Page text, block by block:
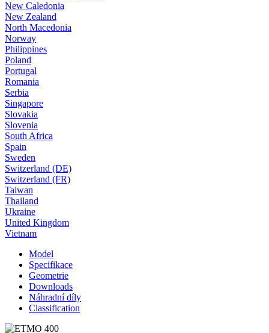
New Caledonia
New Zealand
North Macedonia
Norway
Philippines
Poland
Portugal
Romania
Serbia
Singapore
Slovakia
Slovenia
South Africa
Spain
Sweden
Switzerland (DE)
Switzerland (FR)
Taiwan
Thailand
Ukraine
United Kingdom
Vietnam
Model
Specifikace
Geometrie
Downloads
Náhradní díly
Classification